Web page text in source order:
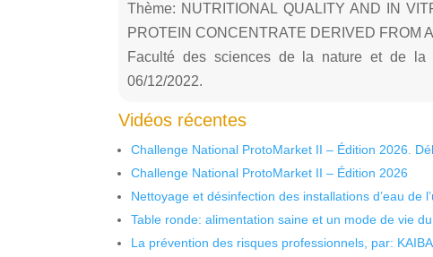
Thème: NUTRITIONAL QUALITY AND IN
PROTEIN CONCENTRATE DERIVED FROM
Faculté des sciences de la nature et de la
06/12/2022.
Vidéos récentes
Challenge National ProtoMarket II – Édition 2026.
Challenge National ProtoMarket II – Édition 2026
Nettoyage et désinfection des installations d’eau de
Table ronde: alimentation saine et un mode de vie
La prévention des risques professionnels, par: